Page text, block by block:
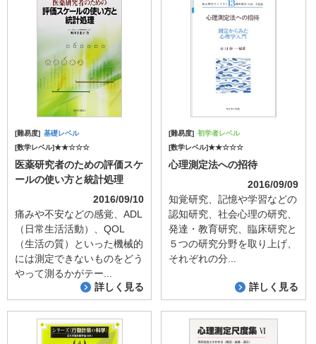
[難易度] 基礎レベル
[数学レベル]★★☆☆☆
医薬研究者のための評価スケ
ールの使い方と統計処理
2016/09/10
痛みや不安などの感覚、ADL
（日常生活活動）、QOL
（生活の質）といった機械的
には測定できないものをどう
やって測るかがテー...
詳しく見る
[難易度] 初学者レベル
[数学レベル]★★☆☆☆
心理測定法への招待
2016/09/09
知覚研究、記憶や学習などの
認知研究、社会心理の研究、
発達・教育研究、臨床研究と
５つの研究分野を取り上げ、
それぞれの分...
詳しく見る